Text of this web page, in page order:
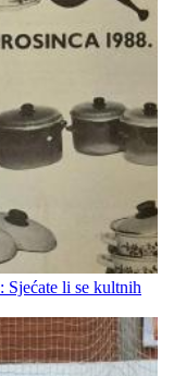
Sjećate li se kultnih